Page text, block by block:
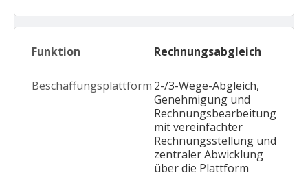
Rechnungsabgleich
2-/3-Wege-Abgleich,
Genehmigung und
Rechnungsbearbeitung
mit vereinfachter
Rechnungsstellung und
zentraler Abwicklung
über die Plattform